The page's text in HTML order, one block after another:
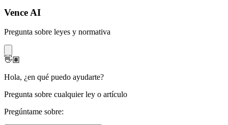
Vence AI
Pregunta sobre leyes y normativa
👋🏽
Hola, ¿en qué puedo ayudarte?
Pregunta sobre cualquier ley o artículo
Pregúntame sobre: